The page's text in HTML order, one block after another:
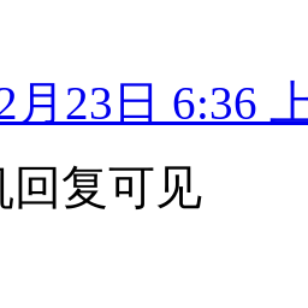
月23日 6:36
回复可见